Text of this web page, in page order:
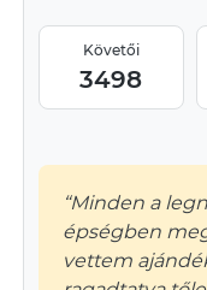
Követői
3498
“Minden a
épségben
vettem